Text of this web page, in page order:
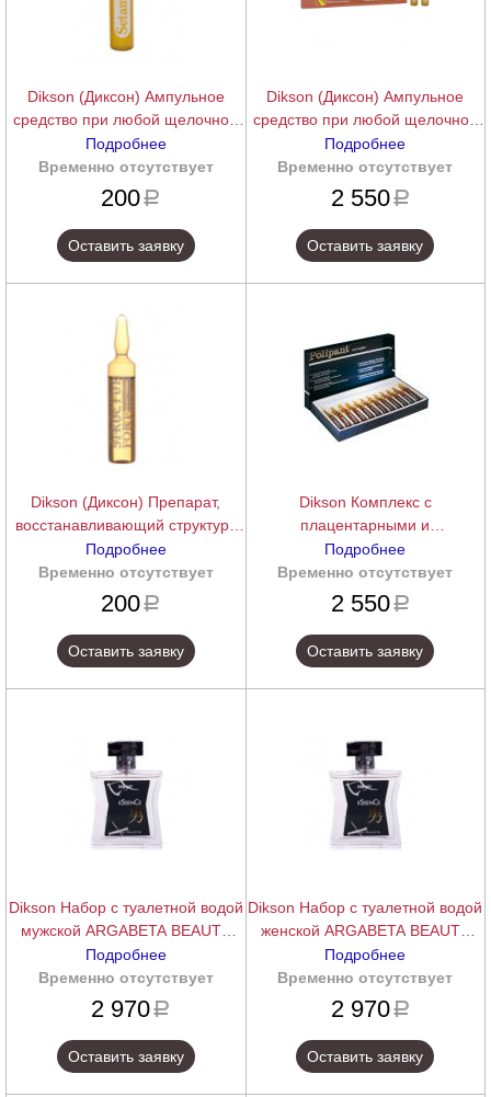
Dikson (Диксон) Ампульное
средство при любой щелочной
обработке волос Setamyl 1
ам.х12 мл.
подробнее
Подробнее
Временно отсутствует
200a
Оставить заявку
Dikson (Диксон) Ампульное
средство при любой щелочной
обработке волос Setamyl 12х12
мл.
подробнее
Подробнее
Временно отсутствует
2 550a
Оставить заявку
Dikson (Диксон) Препарат,
восстанавливающий структуру
волос, укрепляющий корни
Structur Fort, 1 ам.х 12 мл.
подробнее
Подробнее
Временно отсутствует
200a
Оставить заявку
Dikson Комплекс с
плацентарными и
растительными экстрактами,
растительными протеинами
POLIPANT COMPLEX 12х10 мл.
подробнее
Подробнее
Временно отсутствует
2 550a
Оставить заявку
Dikson Набор с туалетной водой
мужской ARGABETA BEAUTY
ESSENCE
подробнее
Подробнее
Временно отсутствует
2 970a
Оставить заявку
Dikson Набор с туалетной водой
женской ARGABETA BEAUTY
ESSENCE
подробнее
Подробнее
Временно отсутствует
2 970a
Оставить заявку